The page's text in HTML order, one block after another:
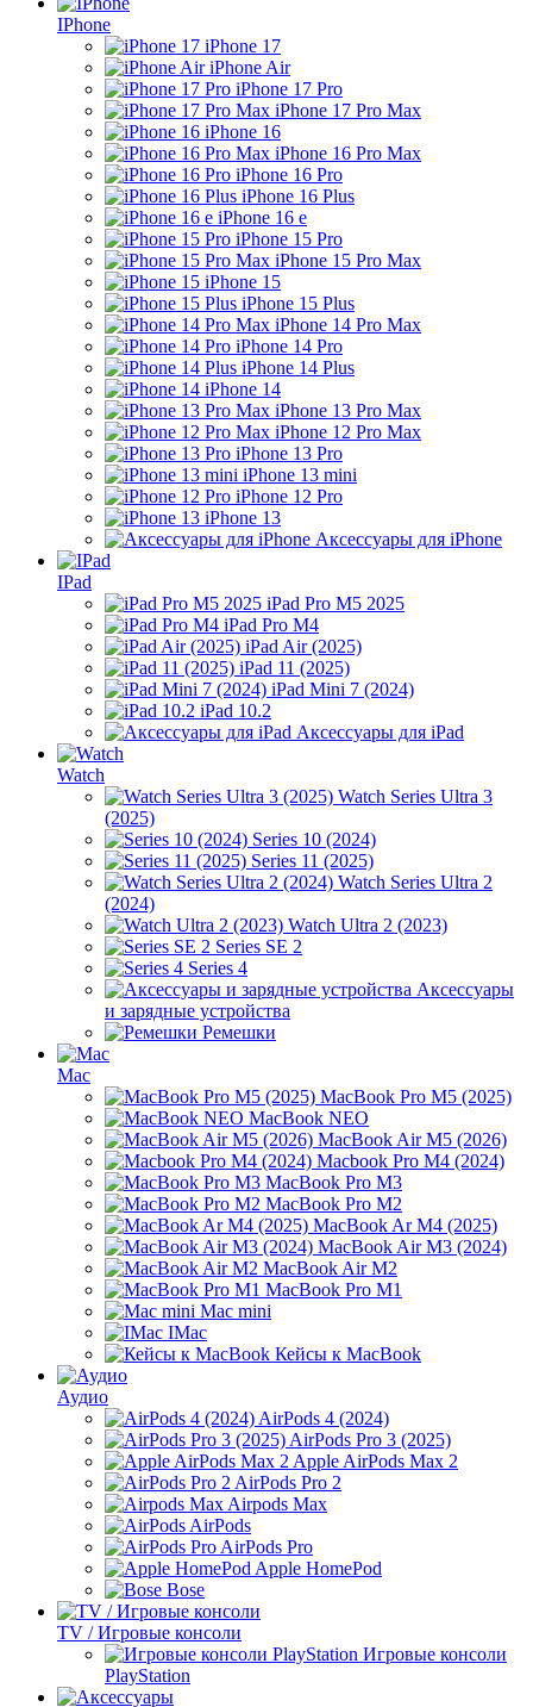
IPhone
iPhone 17
iPhone Air
iPhone 17 Pro
iPhone 17 Pro Max
iPhone 16
iPhone 16 Pro Max
iPhone 16 Pro
iPhone 16 Plus
iPhone 16 e
iPhone 15 Pro
iPhone 15 Pro Max
iPhone 15
iPhone 15 Plus
iPhone 14 Pro Max
iPhone 14 Pro
iPhone 14 Plus
iPhone 14
iPhone 13 Pro Max
iPhone 12 Pro Max
iPhone 13 Pro
iPhone 13 mini
iPhone 12 Pro
iPhone 13
Аксессуары для iPhone
IPad
iPad Pro M5 2025
iPad Pro M4
iPad Air (2025)
iPad 11 (2025)
iPad Mini 7 (2024)
iPad 10.2
Аксессуары для iPad
Watch
Watch Series Ultra 3
(2025)
Series 10 (2024)
Series 11 (2025)
Watch Series Ultra 2
(2024)
Watch Ultra 2 (2023)
Series SE 2
Series 4
Аксессуары
и зарядные устройства
Ремешки
Mac
MacBook Pro M5 (2025)
MacBook NEO
MacBook Air M5 (2026)
Macbook Pro M4 (2024)
MacBook Pro M3
MacBook Pro M2
MacBook Ar M4 (2025)
MacBook Air M3 (2024)
MacBook Air M2
MacBook Pro M1
Mac mini
IMac
Кейсы к MacBook
Аудио
AirPods 4 (2024)
AirPods Pro 3 (2025)
Apple AirPods Max 2
AirPods Pro 2
Airpods Max
AirPods
AirPods Pro
Apple HomePod
Bose
TV / Игровые консоли
Игровые консоли
PlayStation